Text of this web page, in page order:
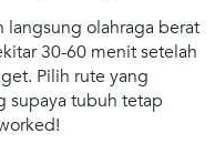
langsung olahraga berat
30-60 menit setelah
Pilih rute yang
supaya tubuh tetap
!